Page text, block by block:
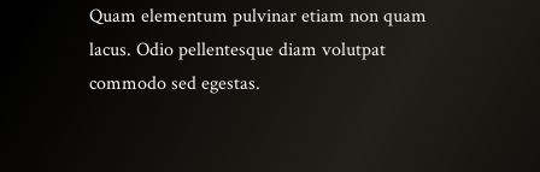
Quam elementum pulvinar etiam non quam
lacus. Odio pellentesque diam volutpat
commodo sed egestas.